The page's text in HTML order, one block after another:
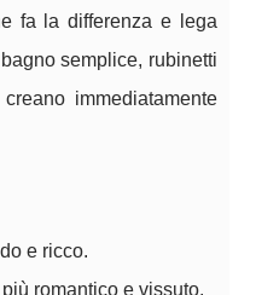
fa la differenza e lega
semplice, rubinetti
immediatamente
e ricco.
romantico e vissuto.